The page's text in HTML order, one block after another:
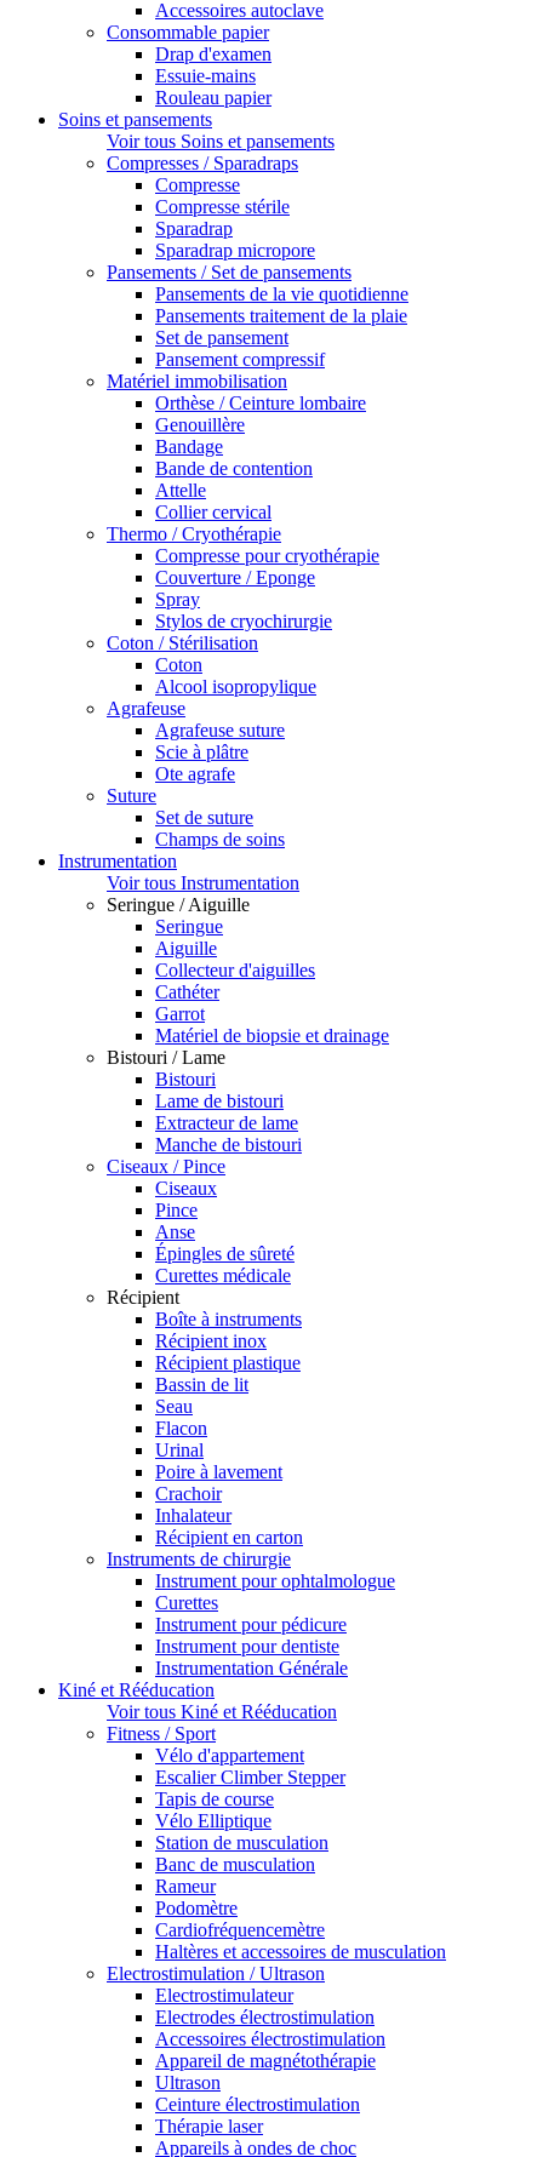
Accessoires autoclave
Consommable papier
Drap d'examen
Essuie-mains
Rouleau papier
Soins et pansements
Voir tous Soins et pansements
Compresses / Sparadraps
Compresse
Compresse stérile
Sparadrap
Sparadrap micropore
Pansements / Set de pansements
Pansements de la vie quotidienne
Pansements traitement de la plaie
Set de pansement
Pansement compressif
Matériel immobilisation
Orthèse / Ceinture lombaire
Genouillère
Bandage
Bande de contention
Attelle
Collier cervical
Thermo / Cryothérapie
Compresse pour cryothérapie
Couverture / Eponge
Spray
Stylos de cryochirurgie
Coton / Stérilisation
Coton
Alcool isopropylique
Agrafeuse
Agrafeuse suture
Scie à plâtre
Ote agrafe
Suture
Set de suture
Champs de soins
Instrumentation
Voir tous Instrumentation
Seringue / Aiguille
Seringue
Aiguille
Collecteur d'aiguilles
Cathéter
Garrot
Matériel de biopsie et drainage
Bistouri / Lame
Bistouri
Lame de bistouri
Extracteur de lame
Manche de bistouri
Ciseaux / Pince
Ciseaux
Pince
Anse
Épingles de sûreté
Curettes médicale
Récipient
Boîte à instruments
Récipient inox
Récipient plastique
Bassin de lit
Seau
Flacon
Urinal
Poire à lavement
Crachoir
Inhalateur
Récipient en carton
Instruments de chirurgie
Instrument pour ophtalmologue
Curettes
Instrument pour pédicure
Instrument pour dentiste
Instrumentation Générale
Kiné et Rééducation
Voir tous Kiné et Rééducation
Fitness / Sport
Vélo d'appartement
Escalier Climber Stepper
Tapis de course
Vélo Elliptique
Station de musculation
Banc de musculation
Rameur
Podomètre
Cardiofréquencemètre
Haltères et accessoires de musculation
Electrostimulation / Ultrason
Electrostimulateur
Electrodes électrostimulation
Accessoires électrostimulation
Appareil de magnétothérapie
Ultrason
Ceinture électrostimulation
Thérapie laser
Appareils à ondes de choc